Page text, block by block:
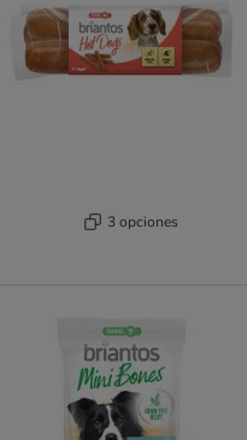
3 opciones